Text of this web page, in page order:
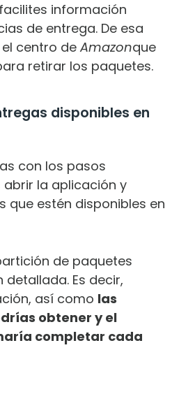
información
de entrega. De esa
centro de Amazonque
retirar los paquetes.
disponibles en
con los pasos
la aplicación y
que estén disponibles en
de paquetes
Es decir,
así como las
obtener y el
completar cada